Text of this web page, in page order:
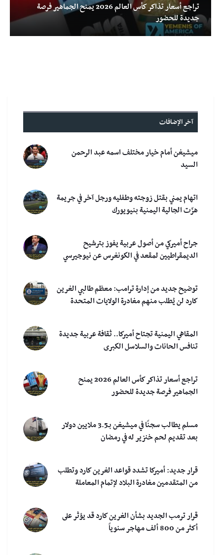
تراجع أسعار تذاكر كأس العالم 2026 يمنح الجماهير فرصة
جديدة للحضور
آخر الإضافات
ميشيغن أمام خيار مختلف اسمه عبد الرحمن
السيد
اتهام يمني بقتل زوجته وطفليه ورجل آخر في جريمة
هزّت الجالية اليمنية بنيويورك
جراح أميركي من أصول عربية يفوز بترشيح
الديمقراطيين لمقعد في الكونغرس عن نيوجيرسي
توضيح جديد من إدارة ترامب: معظم طالبي الغرين
كارد لن يُطلب منهم مغادرة الولايات المتحدة
المقاهي اليمنية تجتاح أميركا.. ثقافة عربية جديدة
تنافس الحانات والسلاسل الكبرى
تراجع أسعار تذاكر كأس العالم 2026 يمنح
الجماهير فرصة جديدة للحضور
مسلم يطالب سجنًا في ميشيغن بـ3.5 ملايين دولار
بعد تقديم لحم خنزير له في رمضان
قرار جديد: أميركا تشدد قواعد الغرين كارد وتطلب
من المتقدمين مغادرة البلاد لإتمام المعاملة
قرار ترمب الجديد بشأن الغرين كارد قد يؤثر على
أكثر من 800 ألف مهاجر سنوياً